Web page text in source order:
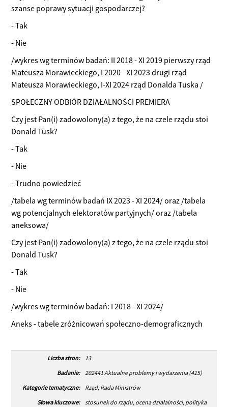
szanse poprawy sytuacji gospodarczej?
- Tak
- Nie
/wykres wg terminów badań: II 2018 - XI 2019 pierwszy rząd
Mateusza Morawieckiego, I 2020 - XI 2023 drugi rząd
Mateusza Morawieckiego, I-XI 2024 rząd Donalda Tuska /
SPOŁECZNY ODBIÓR DZIAŁALNOŚCI PREMIERA
Czy jest Pan(i) zadowolony(a) z tego, że na czele rządu stoi
Donald Tusk?
- Tak
- Nie
- Trudno powiedzieć
/tabela wg terminów badań IX 2023 - XI 2024/ oraz /tabela
wg potencjalnych elektoratów partyjnych/ oraz /tabela
aneksowa/
Czy jest Pan(i) zadowolony(a) z tego, że na czele rządu stoi
Donald Tusk?
- Tak
- Nie
/wykres wg terminów badań: I 2018 - XI 2024/
Aneks - tabele zróżnicowań społeczno-demograficznych
Liczba stron:
13
Badanie:
202441 Aktualne problemy i wydarzenia (415)
Kategorie tematyczne:
Rząd; Rada Ministrów
Słowa kluczowe:
stosunek do rządu, ocena działalności, polityka